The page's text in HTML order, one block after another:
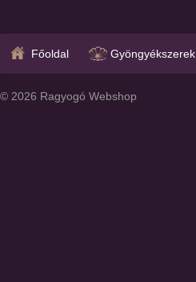
Főoldal Gyöngyékszerek
© 2026 Ragyogó Webshop